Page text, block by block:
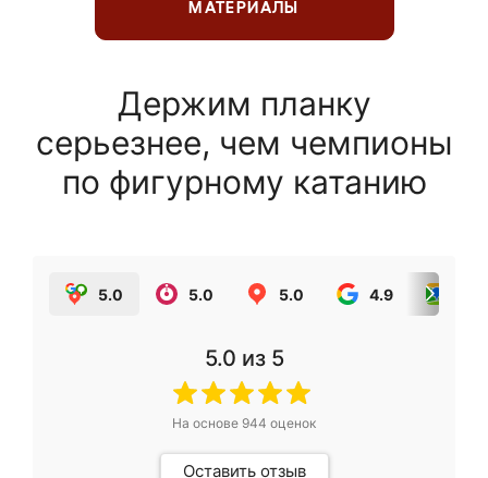
МАТЕРИАЛЫ
Держим планку
серьезнее, чем чемпионы
по фигурному катанию
5.0 5.0 5.0 4.9
5.0 из 5
На основе 944 оценок
Оставить отзыв